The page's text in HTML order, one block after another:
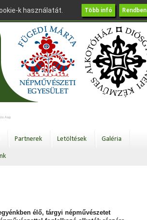
Partnerek Letöltések Galéria
élő, tárgyi népművészetet
k használatát. Több infó Rendben